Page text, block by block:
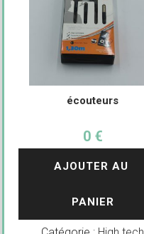
écouteurs
0 €
AJOUTER AU
PANIER